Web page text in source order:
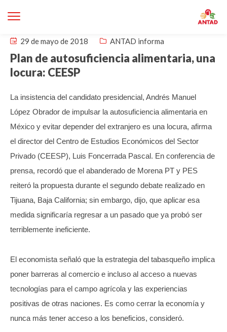
29 de mayo de 2018 ANTAD informa
Plan de autosuficiencia alimentaria, una
locura: CEESP
La insistencia del candidato presidencial, Andrés Manuel
López Obrador de impulsar la autosuficiencia alimentaria en
México y evitar depender del extranjero es una locura, afirma
el director del Centro de Estudios Económicos del Sector
Privado (CEESP), Luis Foncerrada Pascal. En conferencia de
prensa, recordó que el abanderado de Morena PT y PES
reiteró la propuesta durante el segundo debate realizado en
Tijuana, Baja California; sin embargo, dijo, que aplicar esa
medida significaría regresar a un pasado que ya probó ser
terriblemente ineficiente.
El economista señaló que la estrategia del tabasqueño implica
poner barreras al comercio e incluso al acceso a nuevas
tecnologías para el campo agrícola y las experiencias
positivas de otras naciones. Es como cerrar la economía y
nunca más tener acceso a los beneficios, consideró.